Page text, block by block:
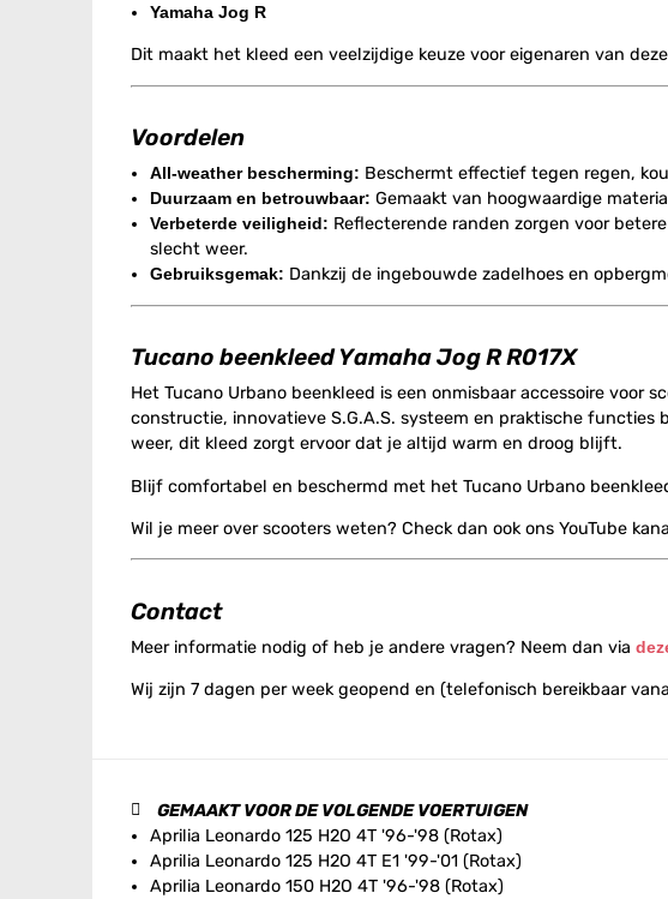
Yamaha Jog R
Dit maakt het kleed een veelzijdige keuze voor eigenaren van
Voordelen
All-weather bescherming: Beschermt effectief tegen regen,
Duurzaam en betrouwbaar: Gemaakt van hoogwaardige
Verbeterde veiligheid: Reflecterende randen zorgen voor
slecht weer.
Gebruiksgemak: Dankzij de ingebouwde zadelhoes en
Tucano beenkleed Yamaha Jog R R017X
Het Tucano Urbano beenkleed is een onmisbaar accessoire voor
constructie, innovatieve S.G.A.S. systeem en praktische
weer, dit kleed zorgt ervoor dat je altijd warm en droog blijft.
Blijf comfortabel en beschermd met het Tucano Urbano
Wil je meer over scooters weten? Check dan ook ons YouTube
Contact
Meer informatie nodig of heb je andere vragen? Neem dan via
Wij zijn 7 dagen per week geopend en (telefonisch bereikbaar
GEMAAKT VOOR DE VOLGENDE VOERTUIGEN
Aprilia Leonardo 125 H2O 4T '96-'98 (Rotax)
Aprilia Leonardo 125 H2O 4T E1 '99-'01 (Rotax)
Aprilia Leonardo 150 H2O 4T '96-'98 (Rotax)